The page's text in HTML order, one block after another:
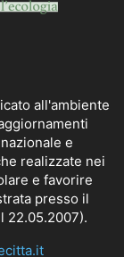
all'ambiente
e
realizzate nei
e favorire
presso il
22.05.2007).